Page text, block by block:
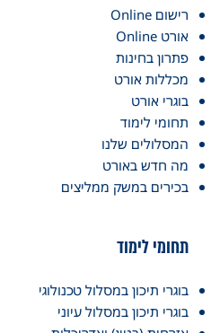
רישום Online
אורט Online
פתרון בחינות
מכללות אורט
בוגרי אורט
תחומי לימוד
המסלולים שלנו
מה חדש באורט
בכירים במשק ממליצים
תחומי לימוד
בוגרי תיכון במסלול טכנולוגי
בוגרי תיכון במסלול עיוני